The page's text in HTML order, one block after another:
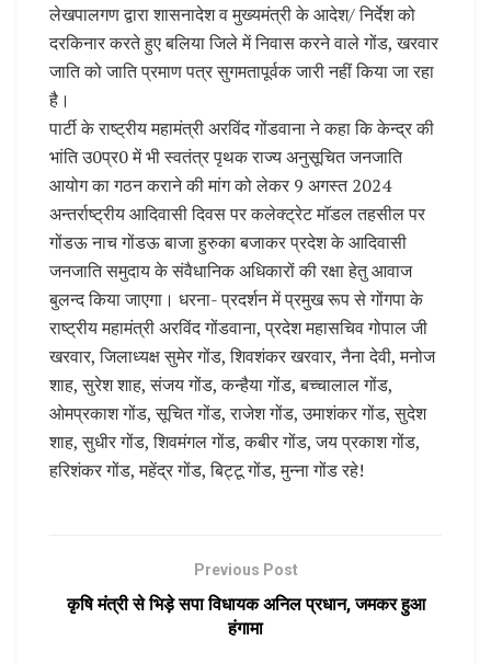
लेखपालगण द्वारा शासनादेश व मुख्यमंत्री के आदेश/ निर्देश को
दरकिनार करते हुए बलिया जिले में निवास करने वाले गोंड, खरवार
जाति को जाति प्रमाण पत्र सुगमतापूर्वक जारी नहीं किया जा रहा
है।
पार्टी के राष्ट्रीय महामंत्री अरविंद गोंडवाना ने कहा कि केन्द्र की
भांति उ0प्र0 में भी स्वतंत्र पृथक राज्य अनुसूचित जनजाति
आयोग का गठन कराने की मांग को लेकर 9 अगस्त 2024
अन्तर्राष्ट्रीय आदिवासी दिवस पर कलेक्ट्रेट माॅडल तहसील पर
गोंडऊ नाच गोंडऊ बाजा हुरुका बजाकर प्रदेश के आदिवासी
जनजाति समुदाय के संवैधानिक अधिकारों की रक्षा हेतु आवाज
बुलन्द किया जाएगा। धरना- प्रदर्शन में प्रमुख रूप से गोंगपा के
राष्ट्रीय महामंत्री अरविंद गोंडवाना, प्रदेश महासचिव गोपाल जी
खरवार, जिलाध्यक्ष सुमेर गोंड, शिवशंकर खरवार, नैना देवी, मनोज
शाह, सुरेश शाह, संजय गोंड, कन्हैया गोंड, बच्चालाल गोंड,
ओमप्रकाश गोंड, सूचित गोंड, राजेश गोंड, उमाशंकर गोंड, सुदेश
शाह, सुधीर गोंड, शिवमंगल गोंड, कबीर गोंड, जय प्रकाश गोंड,
हरिशंकर गोंड, महेंद्र गोंड, बिट्टू गोंड, मुन्ना गोंड रहे!
Previous Post
कृषि मंत्री से भिड़े सपा विधायक अनिल प्रधान, जमकर हुआ
हंगामा